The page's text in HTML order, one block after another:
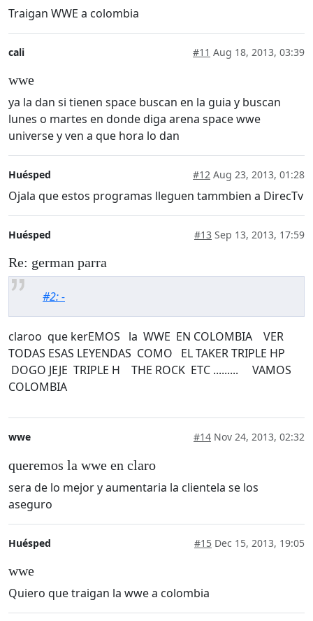
Traigan WWE a colombia
cali #11 Aug 18, 2013, 03:39
wwe
ya la dan si tienen space buscan en la guia y buscan
lunes o martes en donde diga arena space wwe
universe y ven a que hora lo dan
Huésped #12 Aug 23, 2013, 01:28
Ojala que estos programas lleguen tammbien a DirecTv
Huésped #13 Sep 13, 2013, 17:59
Re: german parra
#2: -
claroo que kerEMOS la WWE EN COLOMBIA VER
TODAS ESAS LEYENDAS COMO EL TAKER TRIPLE HP
DOGO JEJE TRIPLE H THE ROCK ETC ......... VAMOS
COLOMBIA
wwe #14 Nov 24, 2013, 02:32
queremos la wwe en claro
sera de lo mejor y aumentaria la clientela se los
aseguro
Huésped #15 Dec 15, 2013, 19:05
wwe
Quiero que traigan la wwe a colombia